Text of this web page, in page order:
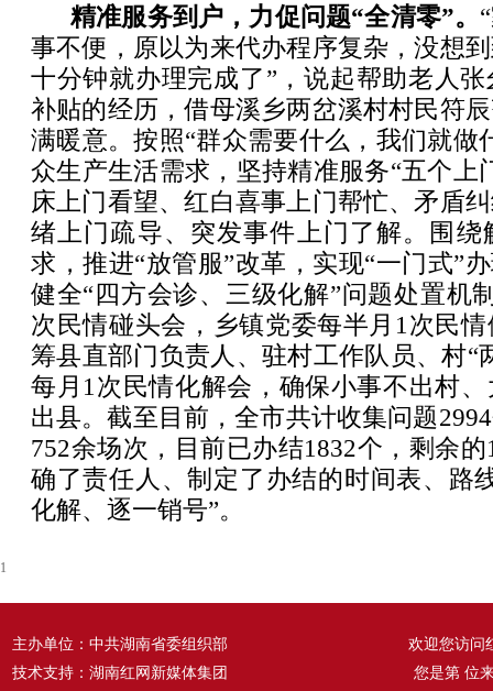
精准服务到户，力促问题“全清零”。
事不便，原以为来代办程序复杂，没想
十分钟就办理完成了”，说起帮助老人
补贴的经历，借母溪乡两岔溪村村民符
满暖意。按照“群众需要什么，我们就做
众生产生活需求，坚持精准服务“五个上
床上门看望、红白喜事上门帮忙、矛盾
绪上门疏导、突发事件上门了解。围绕
求，推进“放管服”改革，实现“一门式”
健全“四方会诊、三级化解”问题处置机
次民情碰头会，乡镇党委每半月1次民
筹县直部门负责人、驻村工作队员、村“
每月1次民情化解会，确保小事不出村
出县。截至目前，全市共计收集问题
752余场次，目前已办结1832个，剩余
确了责任人、制定了办结的时间表、路
化解、逐一销号”。
1
主办单位：中共湖南省委组织部
技术支持：湖南红网新媒体集团
欢迎您访问
您是第 位